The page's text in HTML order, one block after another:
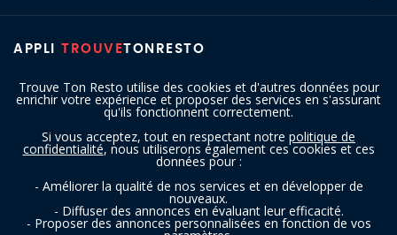
Trouve Ton Resto utilise des cookies et d'autres données pour
enrichir votre expérience et proposer des services en s'assurant
qu'ils fonctionnent correctement.
Si vous acceptez, tout en respectant notre politique de
confidentialité, nous utiliserons également ces cookies et ces
données pour :
- Améliorer la qualité de nos services et en développer de
nouveaux.
- Diffuser des annonces en évaluant leur efficacité.
- Proposer des annonces personnalisées en fonction de vos
APPLI TROUVETONRESTO
SUIVEZ-NOUS